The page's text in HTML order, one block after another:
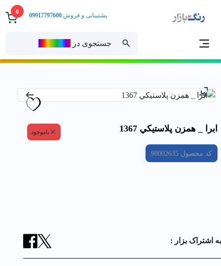
0
جستجوی در
پشتیبانی و فروش:09917797600
ابرا _ همزن پلاستيكي 1367 ناموجود
کد محصول90002635
به اشتراک بزار :